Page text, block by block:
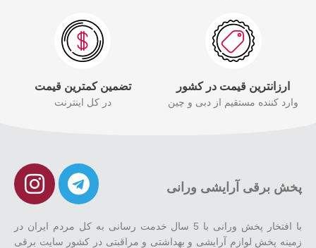
ارزانترین قیمت در کشور
وارد کننده مستقیم از دبی و چین
تضمین کمترین قیمت
در کل اینترنت
پخش برقی آرایشی ورانی
با افتخار پخش ورانی با 5 سال خدمت رسانی به کل مردم ایران در
زمینه پخش لوازم آرایشی و بهداشتی و مراقبتی در کشور سایت برقی